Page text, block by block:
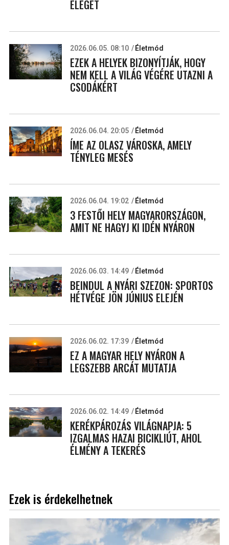
ELEGET
2026.06.05. 08:10 Életmód
EZEK A HELYEK BIZONYÍTJÁK, HOGY
NEM KELL A VILÁG VÉGÉRE UTAZNI A
CSODÁKÉRT
2026.06.04. 20:05 Életmód
ÍME AZ OLASZ VÁROSKA, AMELY
TÉNYLEG MESÉS
2026.06.04. 19:02 Életmód
3 FESTŐI HELY MAGYARORSZÁGON,
AMIT NE HAGYJ KI IDÉN NYÁRON
2026.06.03. 14:49 Életmód
BEINDUL A NYÁRI SZEZON: SPORTOS
HÉTVÉGE JÖN JÚNIUS ELEJÉN
2026.06.02. 17:39 Életmód
EZ A MAGYAR HELY NYÁRON A
LEGSZEBB ARCÁT MUTATJA
2026.06.02. 14:49 Életmód
KERÉKPÁROZÁS VILÁGNAPJA: 5
IZGALMAS HAZAI BICIKLIÚT, AHOL
ÉLMÉNY A TEKERÉS
Ezek is érdekelhetnek